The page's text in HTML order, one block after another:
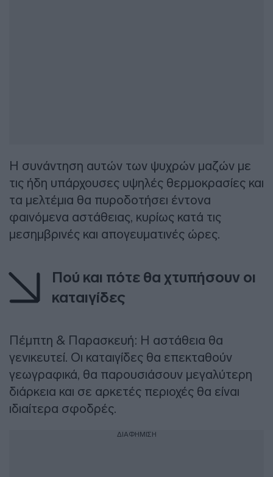
Η συνάντηση αυτών των ψυχρών μαζών με
τις ήδη υπάρχουσες υψηλές θερμοκρασίες και
τα μελτέμια θα πυροδοτήσει έντονα
φαινόμενα αστάθειας, κυρίως κατά τις
μεσημβρινές και απογευματινές ώρες.
Πού και πότε θα χτυπήσουν οι
καταιγίδες
Πέμπτη & Παρασκευή: Η αστάθεια θα
γενικευτεί. Οι καταιγίδες θα επεκταθούν
γεωγραφικά, θα παρουσιάσουν μεγαλύτερη
διάρκεια και σε αρκετές περιοχές θα είναι
ιδιαίτερα σφοδρές.
ΔΙΑΦΗΜΙΣΗ